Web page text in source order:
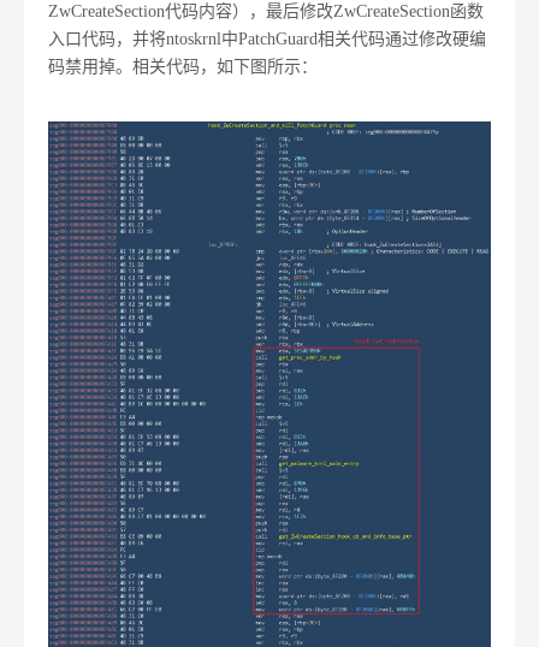
ZwCreateSection代码内容），最后修改ZwCreateSection函数
入口代码，并将ntoskrnl中PatchGuard相关代码通过修改硬编
码禁用掉。相关代码，如下图所示：